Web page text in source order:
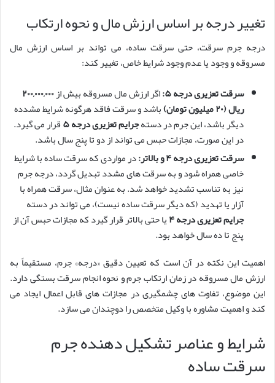
تغییر درجه بر اساس ارزش مال و نحوه ارتکاب
درجه جرم سرقت، حتی سرقت ساده، می تواند بر اساس ارزش مال
مسروقه و وجود یا عدم وجود شرایط خاص، تغییر کند:
سرقت تعزیری درجه ۵:
اگر ارزش مال مسروقه بیش از۲۰۰,۰۰۰,۰۰۰
ریال (۲۰ میلیون تومان)
باشد و سرقت فاقد هرگونه شرایط مشدده
دیگر باشد، این جرم در دستهجرایم تعزیری درجه ۵
قرار می گیرد.
در این صورت، مجازات حبس می تواند از دو تا پنج سال باشد.
سرقت تعزیری درجه ۴ و بالاتر:
در مواردی که سرقت ساده با شرایط
خاصی همراه شود و به سرقت های مشدد تبدیل گردد، درجه جرم
نیز به تناسب تشدید خواهد شد. به عنوان مثال، سرقت همراه با
آزار یا تهدید (که دیگر سرقت ساده نیست)، می تواند در دسته
جرایم تعزیری درجه ۴ یا حتی بالاتر قرار گیرد که مجازات حبس آن از
پنج تا ده سال خواهد بود.
اهمیت این نکته در آن است که تعیین دقیق «درجه» جرم، مستقیماً به
ارزش مال مسروقه در زمان ارتکاب جرم و نحوه انجام سرقت بستگی دارد.
این موضوع، تفاوت های چشمگیری در مجازات های قابل اعمال ایجاد می
کند و اهمیت مشاوره با وکیل متخصص را دوچندان می سازد.
شرایط و عناصر تشکیل دهنده جرم
سرقت ساده